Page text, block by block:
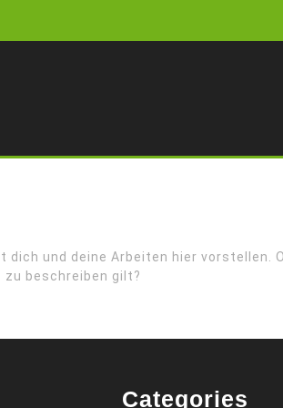
und deine Arbeiten hier vorstellen.
beschreiben gilt?
Categories